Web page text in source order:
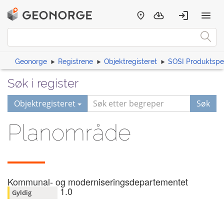
Geonorge Registrene Objektregisteret SOSI
Søk i register
Objektregisteret Søk
Planområde
Kommunal- og moderniseringsdepartementet
Gyldig 1.0